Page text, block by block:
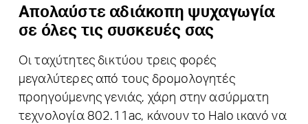
Απολαύστε αδιάκοπη ψυχαγωγία
σε όλες τις συσκευές σας
Οι ταχύτητες δικτύου τρεις φορές
μεγαλύτερες από τους δρομολογητές
προηγούμενης γενιάς, χάρη στην ασύρματη
τεχνολογία 802.11ac, κάνουν το Halo ικανό να